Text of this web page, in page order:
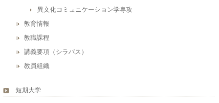
異文化コミュニケーション学専攻
教育情報
教職課程
講義要項（シラバス）
教員組織
短期大学